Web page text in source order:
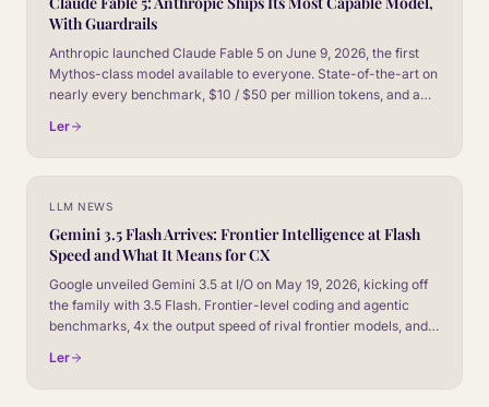
With Guardrails
Anthropic launched Claude Fable 5 on June 9, 2026, the first
Mythos-class model available to everyone. State-of-the-art on
nearly every benchmark, $10 / $50 per million tokens, and a
topics. Here is the read for CX leaders.
Ler
LLM NEWS
Gemini 3.5 Flash Arrives: Frontier Intelligence at Flash
Speed and What It Means for CX
Google unveiled Gemini 3.5 at I/O on May 19, 2026, kicking off
the family with 3.5 Flash. Frontier-level coding and agentic
benchmarks, 4x the output speed of rival frontier models, and
against Gemini 3.1.
Ler